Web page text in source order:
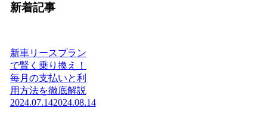
新着記事
新車リースプラン
で賢く乗り換え！
毎月の支払いと利
用方法を徹底解説
2024.07.142024.08.14